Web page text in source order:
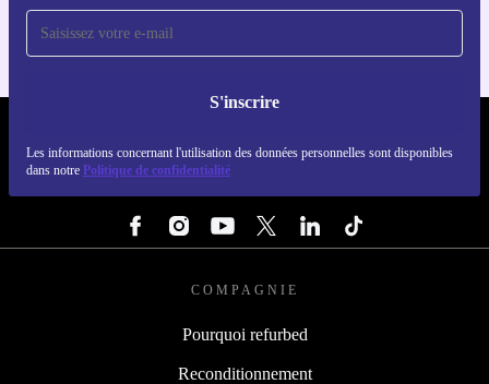
S'inscrire
Les informations concernant l'utilisation des données personnelles sont disponibles
dans notre Politique de confidentialité
COMPAGNIE
Pourquoi refurbed
Reconditionnement